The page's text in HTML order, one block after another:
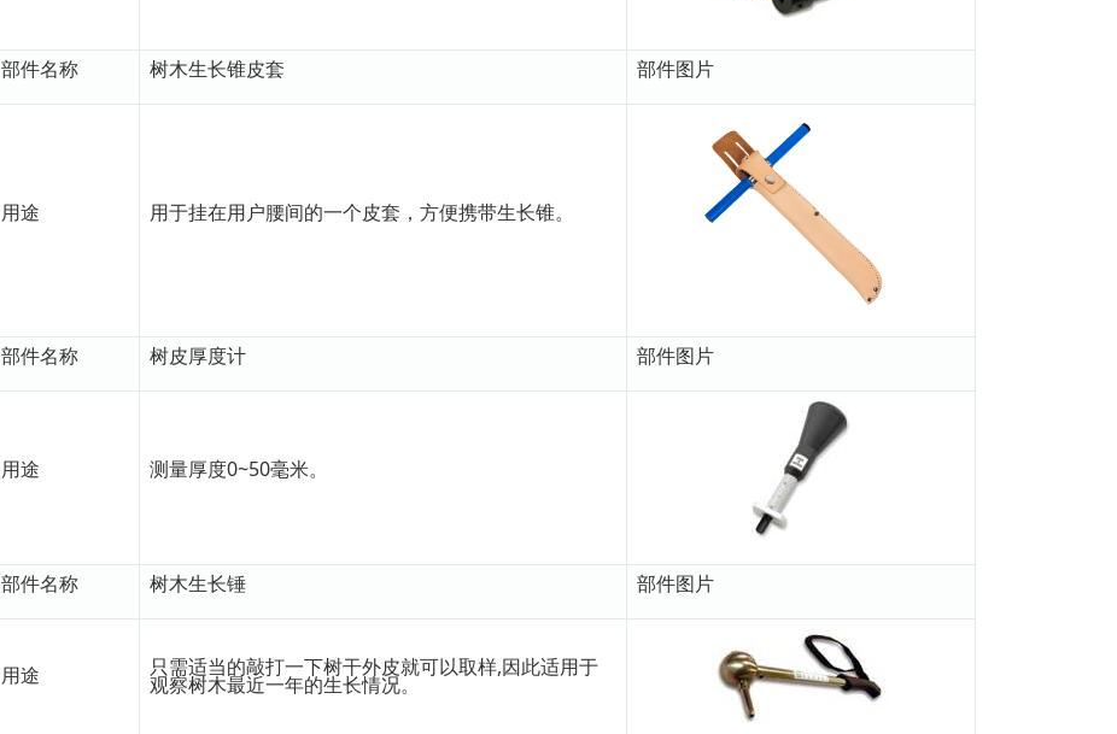
部件名称 树木生长锥皮套 部件图片
用途 用于挂在用户腰间的一个皮套，方便携带生长锥。
部件名称 树皮厚度计 部件图片
用途 测量厚度0~50毫米。
部件名称 树木生长锤 部件图片
用途 只需适当的敲打一下树干外皮就可以取样,因此适用于
观察树木最近一年的生长情况。